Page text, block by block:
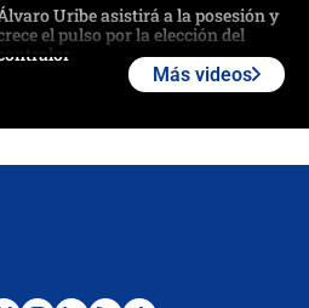
Uribe asistirá a la posesión y
el pulso por la elección del
Lozano - 6 de agosto de 2026
Más videos